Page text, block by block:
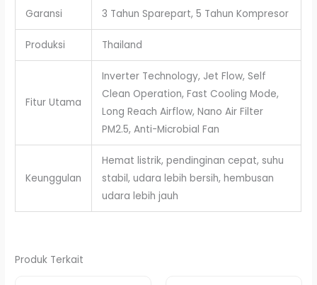
Garansi 3 Tahun Sparepart, 5 Tahun Kompresor
Produksi Thailand
Fitur Utama
Inverter Technology, Jet Flow, Self
Clean Operation, Fast Cooling Mode,
Long Reach Airflow, Nano Air Filter
PM2.5, Anti-Microbial Fan
Keunggulan
Hemat listrik, pendinginan cepat, suhu
stabil, udara lebih bersih, hembusan
udara lebih jauh
Produk Terkait